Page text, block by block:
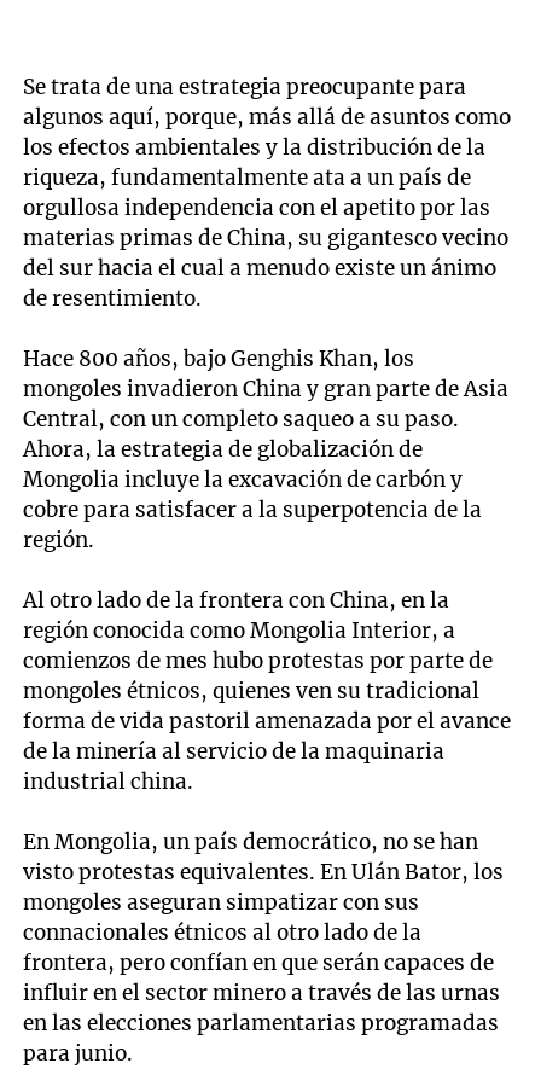
Se trata de una estrategia preocupante para
algunos aquí, porque, más allá de asuntos como
los efectos ambientales y la distribución de la
riqueza, fundamentalmente ata a un país de
orgullosa independencia con el apetito por las
materias primas de China, su gigantesco vecino
del sur hacia el cual a menudo existe un ánimo
de resentimiento.
Hace 800 años, bajo Genghis Khan, los
mongoles invadieron China y gran parte de Asia
Central, con un completo saqueo a su paso.
Ahora, la estrategia de globalización de
Mongolia incluye la excavación de carbón y
cobre para satisfacer a la superpotencia de la
región.
Al otro lado de la frontera con China, en la
región conocida como Mongolia Interior, a
comienzos de mes hubo protestas por parte de
mongoles étnicos, quienes ven su tradicional
forma de vida pastoril amenazada por el avance
de la minería al servicio de la maquinaria
industrial china.
En Mongolia, un país democrático, no se han
visto protestas equivalentes. En Ulán Bator, los
mongoles aseguran simpatizar con sus
connacionales étnicos al otro lado de la
frontera, pero confían en que serán capaces de
influir en el sector minero a través de las urnas
en las elecciones parlamentarias programadas
para junio.